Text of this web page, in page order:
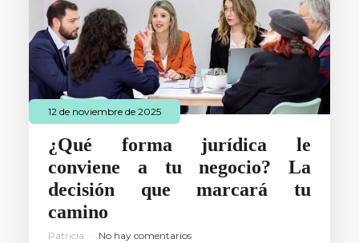
12 de noviembre de 2025
¿Qué forma jurídica le
conviene a tu negocio? La
decisión que marcará tu
camino
Patricia No hay comentarios